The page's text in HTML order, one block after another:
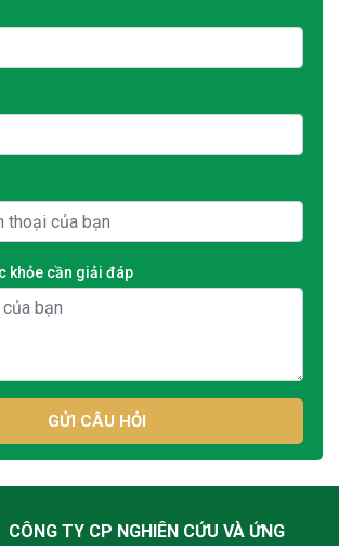
khỏe cần giải đáp
GỬI CÂU HỎI
CÔNG TY CP NGHIÊN CỨU VÀ ỨNG